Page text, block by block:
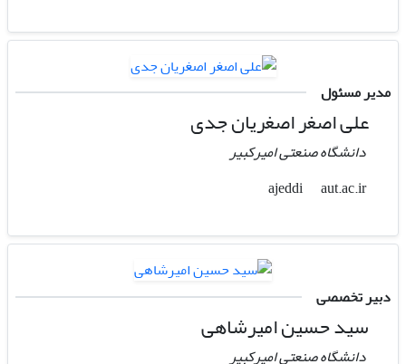
مدیر مسئول
علی اصغر اصغریان جدی
دانشگاه صنعتی امیرکبیر
ajeddi
aut.ac.ir
دبیر تخصصی
سید حسین امیرشاهی
دانشگاه صنعتی امیرکبیر